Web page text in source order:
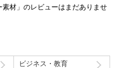
材」のレビューはまだありませ
ビジネス・教育